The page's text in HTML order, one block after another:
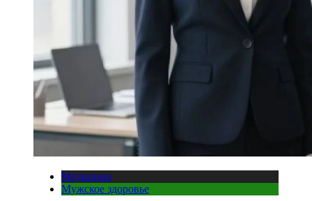
Медицина
Мужское здоровье